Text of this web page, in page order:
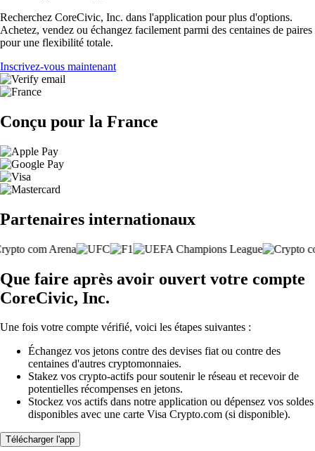
Recherchez CoreCivic, Inc. dans l'application pour plus d'options.
Achetez, vendez ou échangez facilement parmi des centaines de paires
pour une flexibilité totale.
Inscrivez-vous maintenant
Conçu pour la France
Partenaires internationaux
Que faire après avoir ouvert votre compte
CoreCivic, Inc.
Une fois votre compte vérifié, voici les étapes suivantes :
Échangez vos jetons contre des devises fiat ou contre des
centaines d'autres cryptomonnaies.
Stakez vos crypto-actifs pour soutenir le réseau et recevoir de
potentielles récompenses en jetons.
Stockez vos actifs dans notre application ou dépensez vos soldes
disponibles avec une carte Visa Crypto.com (si disponible).
Télécharger l'app